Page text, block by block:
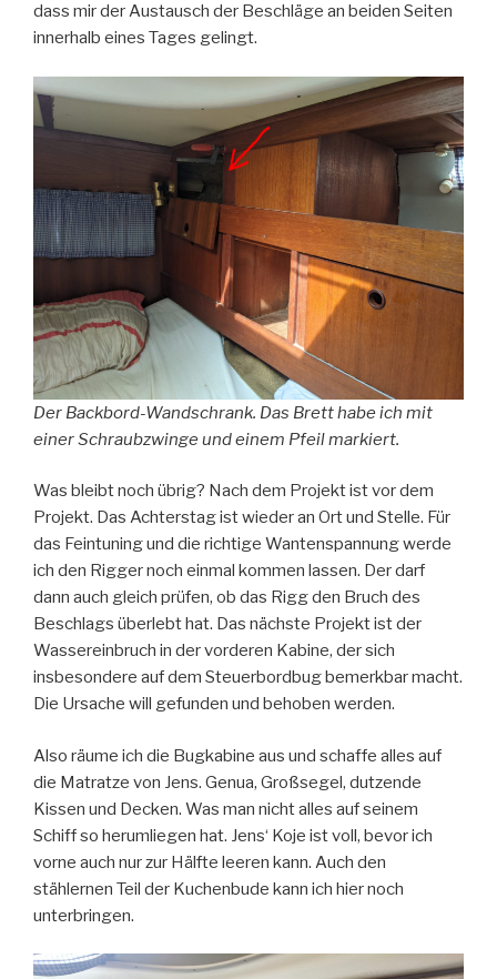
dass mir der Austausch der Beschläge an beiden Seiten
innerhalb eines Tages gelingt.
Der Backbord-Wandschrank. Das Brett habe ich mit
einer Schraubzwinge und einem Pfeil markiert.
Was bleibt noch übrig? Nach dem Projekt ist vor dem
Projekt. Das Achterstag ist wieder an Ort und Stelle. Für
das Feintuning und die richtige Wantenspannung werde
ich den Rigger noch einmal kommen lassen. Der darf
dann auch gleich prüfen, ob das Rigg den Bruch des
Beschlags überlebt hat. Das nächste Projekt ist der
Wassereinbruch in der vorderen Kabine, der sich
insbesondere auf dem Steuerbordbug bemerkbar macht.
Die Ursache will gefunden und behoben werden.
Also räume ich die Bugkabine aus und schaffe alles auf
die Matratze von Jens. Genua, Großsegel, dutzende
Kissen und Decken. Was man nicht alles auf seinem
Schiff so herumliegen hat. Jens‘ Koje ist voll, bevor ich
vorne auch nur zur Hälfte leeren kann. Auch den
stählernen Teil der Kuchenbude kann ich hier noch
unterbringen.